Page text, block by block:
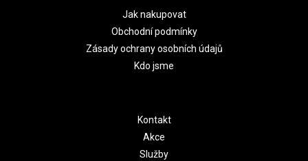
Jak nakupovat
Obchodní podmínky
Zásady ochrany osobních údajů
Kdo jsme
Kontakt
Akce
Služby